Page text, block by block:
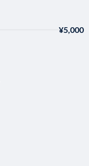
¥5,000